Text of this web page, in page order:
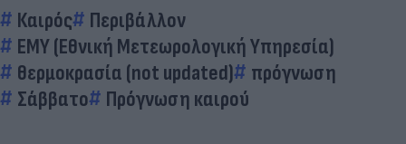
Καιρός
Περιβάλλον
ΕΜΥ (Εθνική Μετεωρολογική Υπηρεσία)
θερμοκρασία (not updated)
πρόγνωση
Σάββατο
Πρόγνωση καιρού